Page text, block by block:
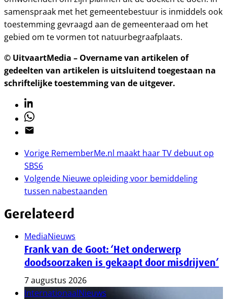
samenspraak met het gemeentebestuur is inmiddels ook
toestemming gevraagd aan de gemeenteraad om het
gebied om te vormen tot natuurbegraafplaats.
© UitvaartMedia – Overname van artikelen of
gedeelten van artikelen is uitsluitend toegestaan na
schriftelijke toestemming van de uitgever.
Linkedin
Whatsapp
Email
Vorige RememberMe.nl maakt haar TV debuut op
SBS6
Volgende Nieuwe opleiding voor bemiddeling
tussen nabestaanden
Gerelateerd
MediaNieuws
Frank van de Goot: ‘Het onderwerp
doodsoorzaken is gekaapt door misdrijven’
7 augustus 2026
InternationaalNieuws